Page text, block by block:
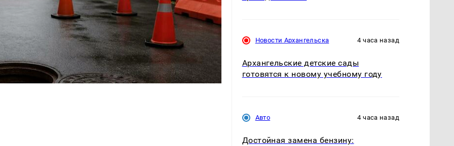
Новости Архангельска 4 часа назад
Архангельские детские сады
готовятся к новому учебному году
Авто 4 часа назад
Достойная замена бензину: